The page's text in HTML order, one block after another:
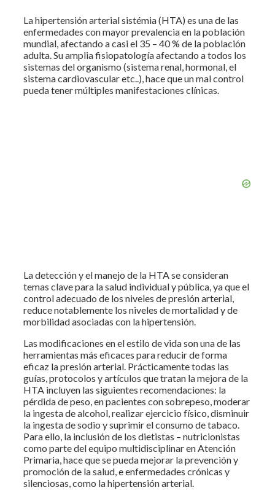
La hipertensión arterial sistémia (HTA) es una de las
enfermedades con mayor prevalencia en la población
mundial, afectando a casi el 35 – 40 % de la población
adulta. Su amplia fisiopatología afectando a todos los
sistemas del organismo (sistema renal, hormonal, el
sistema cardiovascular etc..), hace que un mal control
pueda tener múltiples manifestaciones clínicas.
La detección y el manejo de la HTA se consideran
temas clave para la salud individual y pública, ya que el
control adecuado de los niveles de presión arterial,
reduce notablemente los niveles de mortalidad y de
morbilidad asociadas con la hipertensión.
Las modificaciones en el estilo de vida son una de las
herramientas más eficaces para reducir de forma
eficaz la presión arterial. Prácticamente todas las
guías, protocolos y artículos que tratan la mejora de la
HTA incluyen las siguientes recomendaciones: la
pérdida de peso, en pacientes con sobrepeso, moderar
la ingesta de alcohol, realizar ejercicio físico, disminuir
la ingesta de sodio y suprimir el consumo de tabaco.
Para ello, la inclusión de los dietistas – nutricionistas
como parte del equipo multidisciplinar en Atención
Primaria, hace que se pueda mejorar la prevención y
promoción de la salud, e enfermedades crónicas y
silenciosas, como la hipertensión arterial.